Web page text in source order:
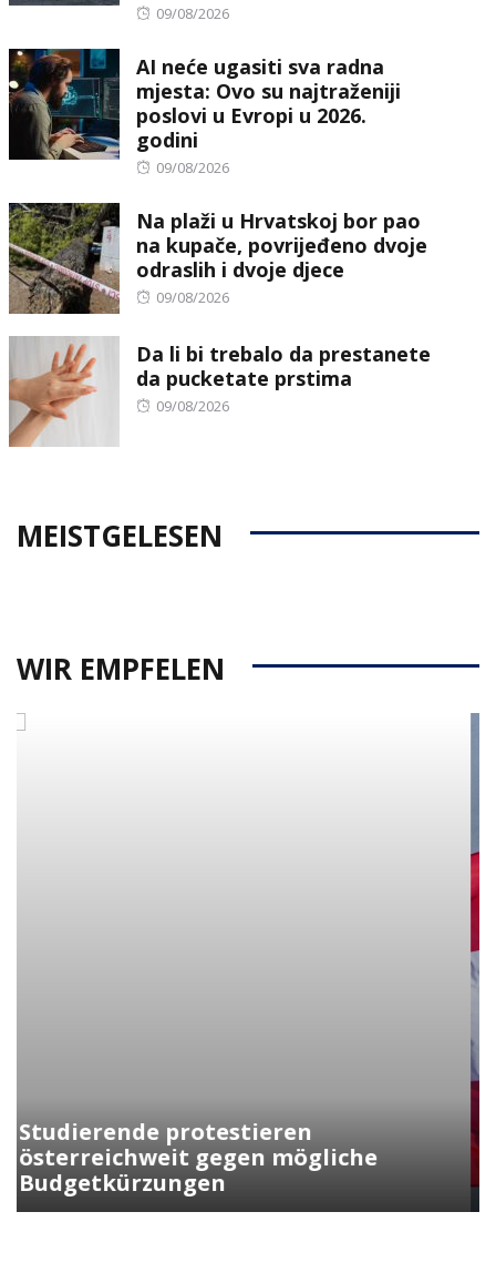
Posted
09/08/2026
AI neće ugasiti sva radna
mjesta: Ovo su najtraženiji
poslovi u Evropi u 2026.
godini
Posted
09/08/2026
Na plaži u Hrvatskoj bor pao
na kupače, povrijeđeno dvoje
odraslih i dvoje djece
Posted
09/08/2026
Da li bi trebalo da prestanete
da pucketate prstima
Posted
09/08/2026
MEISTGELESEN
WIR EMPFELEN
Kunasek fordert strengere Regeln
für die Verleihung der
Staatsbürgerschaft